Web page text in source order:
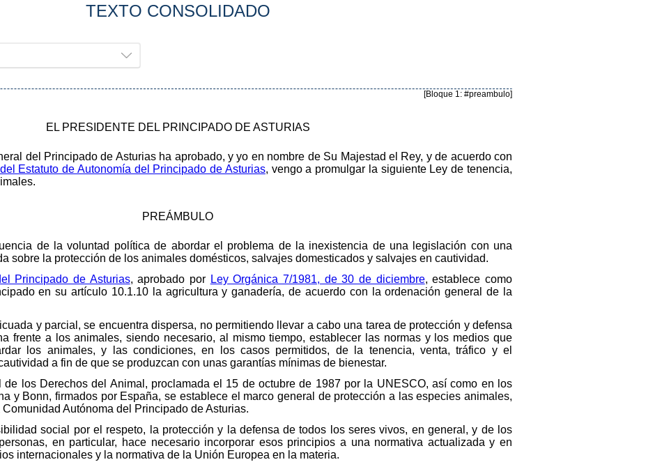
TEXTO CONSOLIDADO
[Bloque 1: #preambulo]
EL PRESIDENTE DEL PRINCIPADO DE ASTURIAS
del Principado de Asturias ha aprobado, y yo en nombre de Su Majestad el Rey, y de acuerdo con
Estatuto de Autonomía del Principado de Asturias, vengo a promulgar la siguiente Ley de tenencia,
PREÁMBULO
de la voluntad política de abordar el problema de la inexistencia de una legislación con una
sobre la protección de los animales domésticos, salvajes domesticados y salvajes en cautividad.
Principado de Asturias, aprobado por Ley Orgánica 7/1981, de 30 de diciembre, establece como
en su artículo 10.1.10 la agricultura y ganadería, de acuerdo con la ordenación general de la
y parcial, se encuentra dispersa, no permitiendo llevar a cabo una tarea de protección y defensa
frente a los animales, siendo necesario, al mismo tiempo, establecer las normas y los medios que
los animales, y las condiciones, en los casos permitidos, de la tenencia, venta, tráfico y el
a fin de que se produzcan con unas garantías mínimas de bienestar.
de los Derechos del Animal, proclamada el 15 de octubre de 1987 por la UNESCO, así como en los
y Bonn, firmados por España, se establece el marco general de protección a las especies animales,
Autónoma del Principado de Asturias.
social por el respeto, la protección y la defensa de todos los seres vivos, en general, y de los
en particular, hace necesario incorporar esos principios a una normativa actualizada y en
internacionales y la normativa de la Unión Europea en la materia.